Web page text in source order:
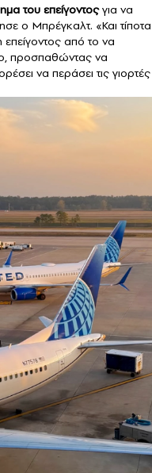
του επείγοντοςγια να
ο Μπρέγκαλτ. «Και τίποτα
από το να
προσπαθώντας να
να περάσει τις γιορτές